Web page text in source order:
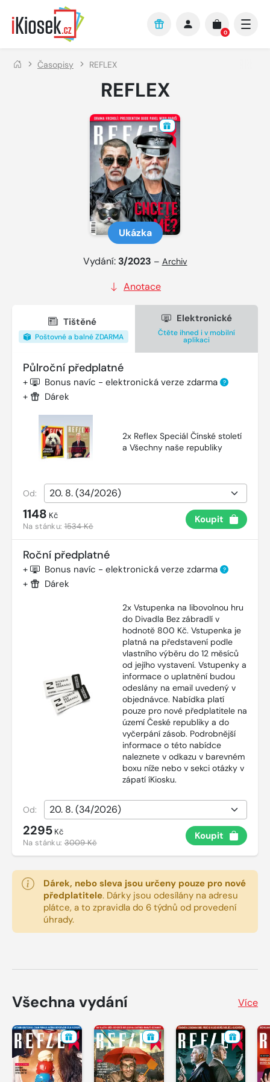
Přejít na hlavní obsah
0
Časopisy REFLEX
REFLEX
Ukázka
Vydání: 3/2023 – Archiv
Anotace
Tištěné
Poštovné a balné ZDARMA
Elektronické
Čtěte ihned i v mobilní
aplikaci
Půlroční předplatné
+ Bonus navíc - elektronická verze zdarma ?
+ Dárek
2x Reflex Speciál Čínské století
a Všechny naše republiky
Od:
1148 Kč
Na stánku:1534 Kč
Koupit
Roční předplatné
+ Bonus navíc - elektronická verze zdarma ?
+ Dárek
2x Vstupenka na libovolnou hru
do Divadla Bez zábradlí v
hodnotě 800 Kč. Vstupenka je
platná na představení podle
vlastního výběru do 12 měsíců
od jejího vystavení. Vstupenky a
informace o uplatnění budou
odeslány na email uvedený v
objednávce. Nabídka platí
pouze pro nové předplatitele na
území České republiky a do
vyčerpání zásob. Podrobnější
informace o této nabídce
naleznete v odkazu v barevném
boxu níže nebo v sekci otázky v
zápatí íKiosku.
Od:
2295 Kč
Na stánku:3009 Kč
Koupit
Dárek, nebo sleva jsou určeny pouze pro nové
předplatitele. Dárky jsou odesílány na adresu
plátce, a to zpravidla do 6 týdnů od provedení
úhrady.
Všechna vydání Více